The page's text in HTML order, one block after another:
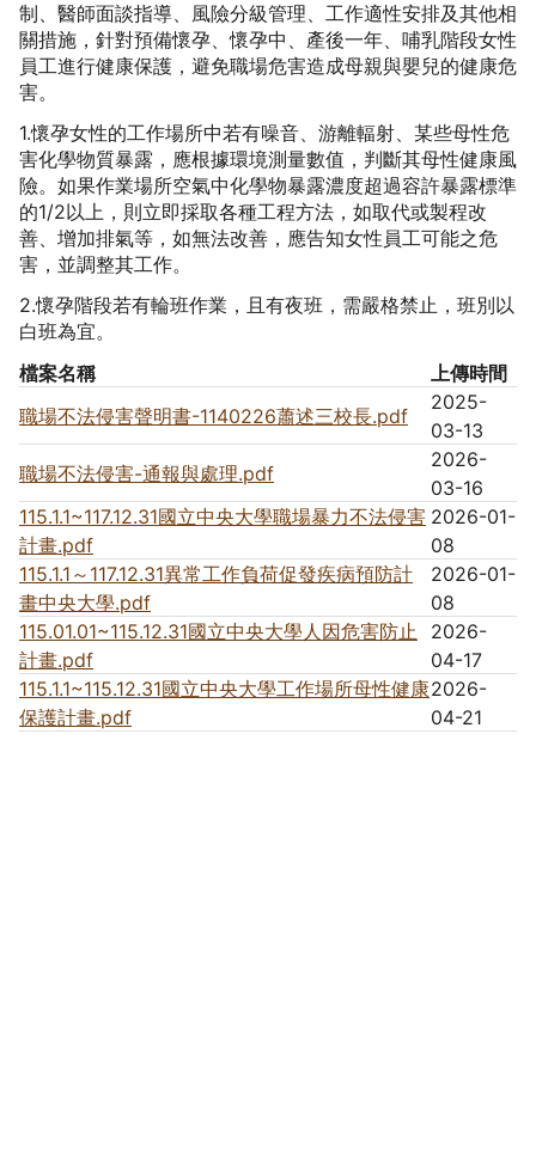
制、醫師面談指導、風險分級管理、工作適性安排及其他相
關措施，針對預備懷孕、懷孕中、產後一年、哺乳階段女性
員工進行健康保護，避免職場危害造成母親與嬰兒的健康危
害。
1.懷孕女性的工作場所中若有噪音、游離輻射、某些母性危
害化學物質暴露，應根據環境測量數值，判斷其母性健康風
險。如果作業場所空氣中化學物暴露濃度超過容許暴露標準
的1/2以上，則立即採取各種工程方法，如取代或製程改
善、增加排氣等，如無法改善，應告知女性員工可能之危
害，並調整其工作。
2.懷孕階段若有輪班作業，且有夜班，需嚴格禁止，班別以
白班為宜。
檔案名稱
上傳時間
職場不法侵害聲明書-1140226蕭述三校長.pdf
2025-
03-13
職場不法侵害-通報與處理.pdf
2026-
03-16
115.1.1~117.12.31國立中央大學職場暴力不法侵害
計畫.pdf
2026-01-
08
115.1.1～117.12.31異常工作負荷促發疾病預防計
畫中央大學.pdf
2026-01-
08
115.01.01~115.12.31國立中央大學人因危害防止
計畫.pdf
2026-
04-17
115.1.1~115.12.31國立中央大學工作場所母性健康
保護計畫.pdf
2026-
04-21